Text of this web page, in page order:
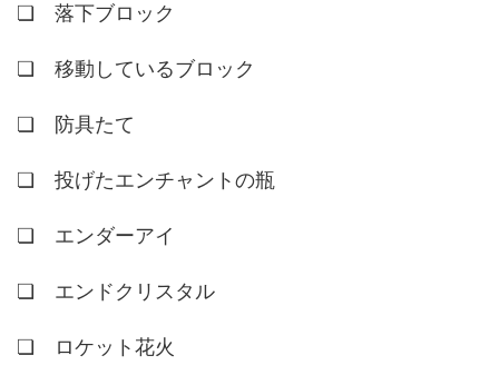
❏ 落下ブロック
❏ 移動しているブロック
❏ 防具たて
❏ 投げたエンチャントの瓶
❏ エンダーアイ
❏ エンドクリスタル
❏ ロケット花火